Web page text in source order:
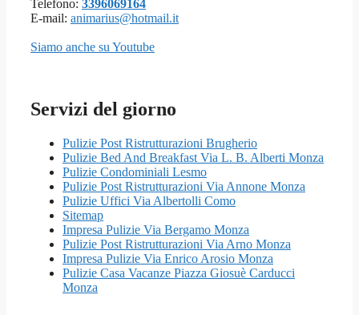
Telefono: 3396069164
E-mail: animarius@hotmail.it
Siamo anche su Youtube
Servizi del giorno
Pulizie Post Ristrutturazioni Brugherio
Pulizie Bed And Breakfast Via L. B. Alberti Monza
Pulizie Condominiali Lesmo
Pulizie Post Ristrutturazioni Via Annone Monza
Pulizie Uffici Via Albertolli Como
Sitemap
Impresa Pulizie Via Bergamo Monza
Pulizie Post Ristrutturazioni Via Arno Monza
Impresa Pulizie Via Enrico Arosio Monza
Pulizie Casa Vacanze Piazza Giosuè Carducci
Monza